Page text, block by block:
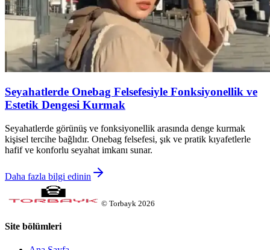
Seyahatlerde Onebag Felsefesiyle Fonksiyonellik ve
Estetik Dengesi Kurmak
Seyahatlerde görünüş ve fonksiyonellik arasında denge kurmak
kişisel tercihe bağlıdır. Onebag felsefesi, şık ve pratik kıyafetlerle
hafif ve konforlu seyahat imkanı sunar.
Daha fazla bilgi edinin
© Torbayk 2026
Site bölümleri